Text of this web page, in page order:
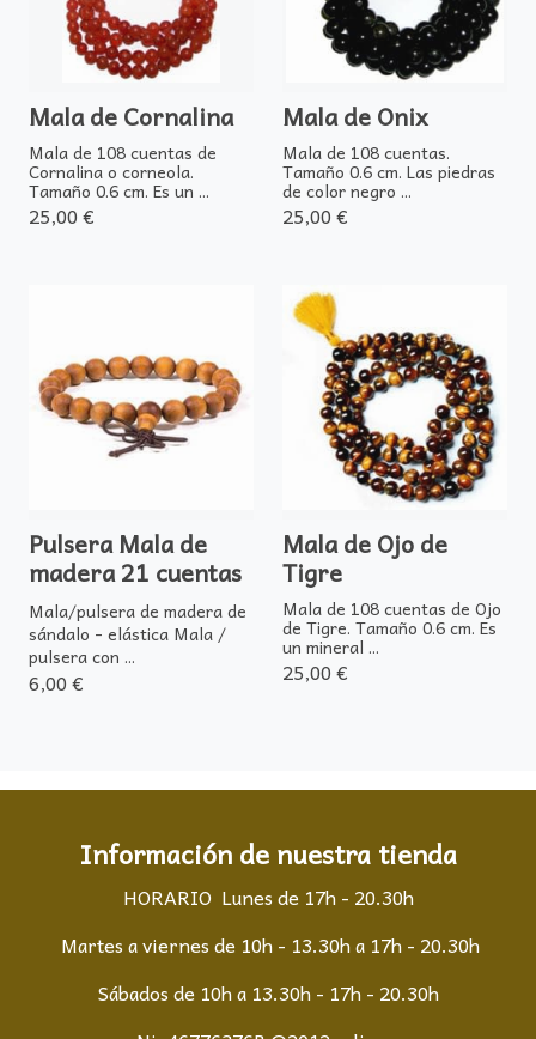
Mala de Cornalina
Mala de 108 cuentas de
Cornalina o corneola.
Tamaño 0.6 cm. Es un ...
25,00 €
Mala de Onix
Mala de 108 cuentas.
Tamaño 0.6 cm. Las piedras
de color negro ...
25,00 €
Pulsera Mala de
madera 21 cuentas
Mala/pulsera de madera de
sándalo - elástica Mala /
pulsera con ...
6,00 €
Mala de Ojo de
Tigre
Mala de 108 cuentas de Ojo
de Tigre. Tamaño 0.6 cm. Es
un mineral ...
25,00 €
Información de nuestra tienda
HORARIO Lunes de 17h - 20.30h
Martes a viernes de 10h - 13.30h a 17h - 20.30h
Sábados de 10h a 13.30h - 17h - 20.30h